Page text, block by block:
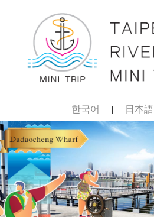
한국어 | 日本語